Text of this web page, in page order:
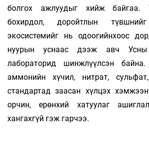
болгох ажлуудыг хийж байгаа.
бохирдол, доройтлын
экосистемийг нь одоогийнхоос
нуурын уснаас дээж авч
лабораторид шинжлүүлсэн
аммонийн хүчил, нитрат,
стандартад заасан хүлцэх
орчин, ерөнхий хатуулаг
хангахгүй гэж гарчээ.